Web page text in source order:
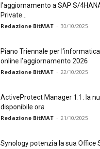
l’aggiornamento a SAP S/
Private...
Redazione BitMAT - 30/10/2025
Piano Triennale per
online l’aggiornamento 2026
Redazione BitMAT - 22/10/2025
ActiveProtect Manager 1.1: la
disponibile ora
Redazione BitMAT - 21/10/2025
Synology potenzia la sua Office